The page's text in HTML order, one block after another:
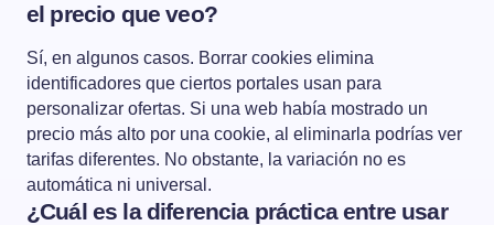
el precio que veo?
Sí, en algunos casos. Borrar cookies elimina
identificadores que ciertos portales usan para
personalizar ofertas. Si una web había mostrado un
precio más alto por una cookie, al eliminarla podrías ver
tarifas diferentes. No obstante, la variación no es
automática ni universal.
¿Cuál es la diferencia práctica entre usar